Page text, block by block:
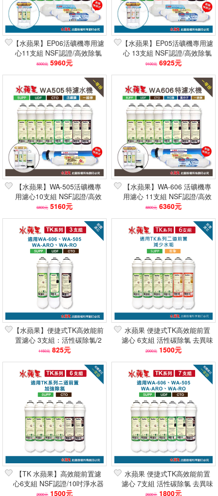
【水蘋果】EP06活礦機專用濾
心11支組 NSF認證/高效除氯
快速到貨/可刷卡分期
8300元 5960元
【水蘋果】EP05活礦機專用濾
心 13支組 NSF認證/高效除氯
快速到貨/可刷卡分期
9100元 6925元
【水蘋果】WA-505活礦機專
用濾心10支組 NSF認證/高效
除氯 快速到貨/可刷卡分期
6800元 5160元
【水蘋果】WA-606 活礦機專
用濾心 11支組 NSF認證/高效
除氯 快速到貨/可刷卡分期
8800元 6360元
【水蘋果】便捷式TK高效能前
置濾心 3支組：活性碳除氯/2
倍吸附/去異味 快速到貨/刷卡
分期
1150元 825元
水蘋果 便捷式TK高效能前置
濾心 6支組 活性碳除氯 去異味
2倍吸附 快速到貨 可刷卡分期
2000元 1500元
【TK 水蘋果】高效能前置濾
心6支組 NSF認證/10吋淨水器
濾芯(除氯除汙/活性碳/纖維濾
2000元 1500元
水蘋果 便捷式TK高效能前置
濾心 7支組 活性碳除氯 去異味
2倍吸附 快速到貨 可刷卡分期
2600元 1800元